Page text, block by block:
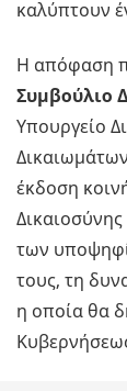
καλύπτουν
Η απόφαση
Συμβούλιο
Υπουργείο
έκδοση
των
τους, τη
η οποία θα